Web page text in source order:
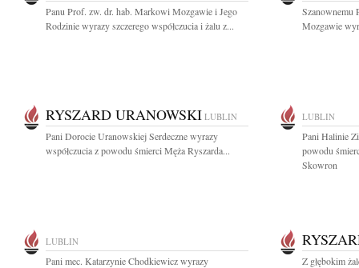
Panu Prof. zw. dr. hab. Markowi Mozgawie i Jego
Rodzinie wyrazy szczerego współczucia i żalu z...
Szanownemu
Mozgawie
RYSZARD URANOWSKI LUBLIN
Pani Dorocie Uranowskiej Serdeczne wyrazy
współczucia z powodu śmierci Męża Ryszarda...
LUBLIN
Pani Halinie
powodu
Skowron
LUBLIN
Pani mec. Katarzynie Chodkiewicz wyrazy
Z głębokim